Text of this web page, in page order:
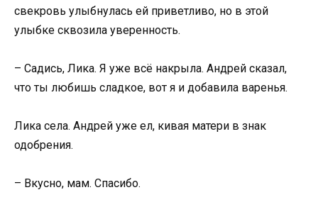
свекровь улыбнулась ей приветливо, но в этой
улыбке сквозила уверенность.
– Садись, Лика. Я уже всё накрыла. Андрей сказал,
что ты любишь сладкое, вот я и добавила варенья.
Лика села. Андрей уже ел, кивая матери в знак
одобрения.
– Вкусно, мам. Спасибо.